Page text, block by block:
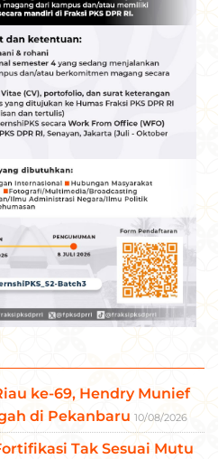
ke-69, Hendry Munief
di Pekanbaru 10/08/2026
Tak Sesuai Mutu